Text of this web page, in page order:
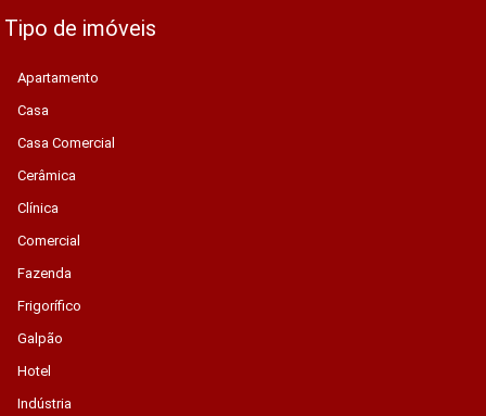
Tipo de imóveis
Apartamento
Casa
Casa Comercial
Cerâmica
Clínica
Comercial
Fazenda
Frigorífico
Galpão
Hotel
Indústria